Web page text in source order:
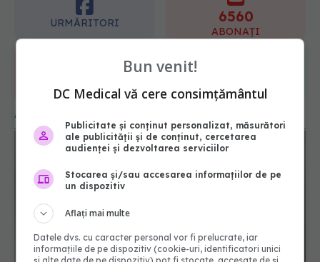
365
URMĂRITORI
1401
URMĂRITORI
ARTICOLE SIMILARE
Ce este ciclosporia? Iată cum se răspândește
Bun venit!
DC Medical vă cere consimțământul
Publicitate și conținut personalizat, măsurători
ale publicității și de conținut, cercetarea
audienței și dezvoltarea serviciilor
Stocarea și/sau accesarea informațiilor de pe
un dispozitiv
Aflați mai multe
Datele dvs. cu caracter personal vor fi prelucrate, iar
informațiile de pe dispozitiv (cookie-uri, identificatori unici